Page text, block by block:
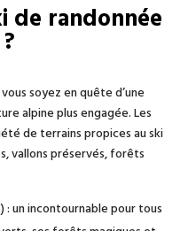
de randonnée
soyez en quête d’une
alpine plus engagée. Les
de terrains propices au ski
vallons préservés, forêts
: un incontournable pour tous